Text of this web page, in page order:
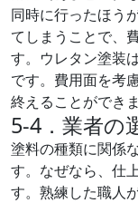
同時に行ったほう
てしまうことで、
す。ウレタン塗装
です。費用面を考
終えることができま
5-4．業者の
塗料の種類に関係
す。なぜなら、仕
す。熟練した職人